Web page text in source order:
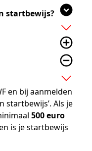
startbewijs? expand_circle_down
add
add_circle_outline
remove_circle_outline
expand_more
en bij aanmelden
startbewijs’. Als je
500 euro
is je startbewijs